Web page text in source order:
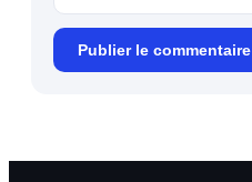
Publier le commentaire